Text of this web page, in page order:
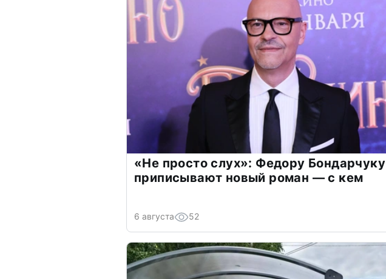
«Не просто слух»: Федору Бондарчуку
приписывают новый роман — с кем
6 августа 52